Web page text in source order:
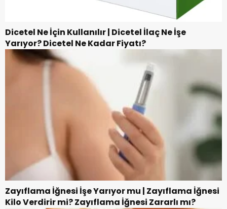
Dicetel Ne İçin Kullanılır | Dicetel İlaç Ne İşe
Yarıyor? Dicetel Ne Kadar Fiyatı?
Zayıflama İğnesi İşe Yarıyor mu | Zayıflama İğnesi
Kilo Verdirir mi? Zayıflama İğnesi Zararlı mı?